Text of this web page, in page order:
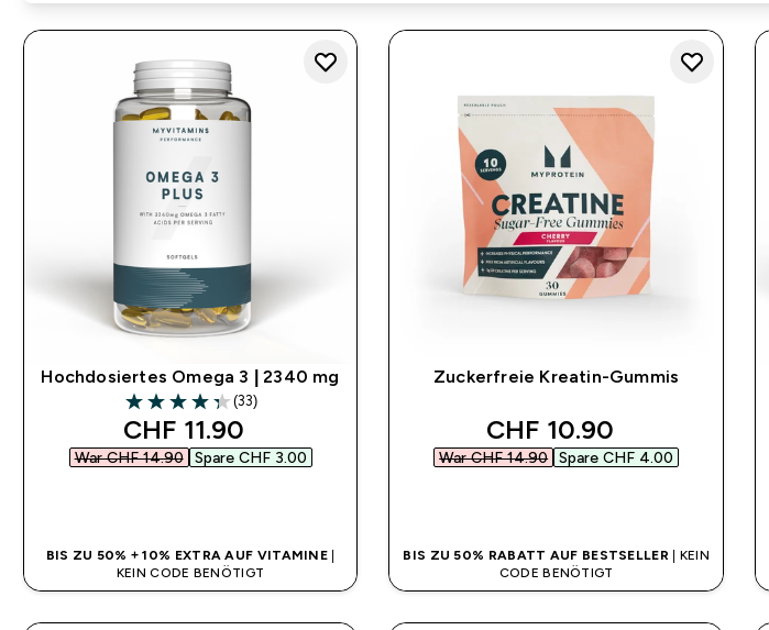
Hochdosiertes Omega 3 | 2340 mg
4.33 out of 5 stars
(33)
discounted price
CHF 11.90‎
War CHF 14.90‎ Spare CHF 3.00‎
BIS ZU 50% + 10% EXTRA AUF VITAMINE |
KEIN CODE BENÖTIGT
Zuckerfreie Kreatin-Gummis
discounted price
CHF 10.90‎
War CHF 14.90‎ Spare CHF 4.00‎
BIS ZU 50% RABATT AUF BESTSELLER | KEIN
CODE BENÖTIGT